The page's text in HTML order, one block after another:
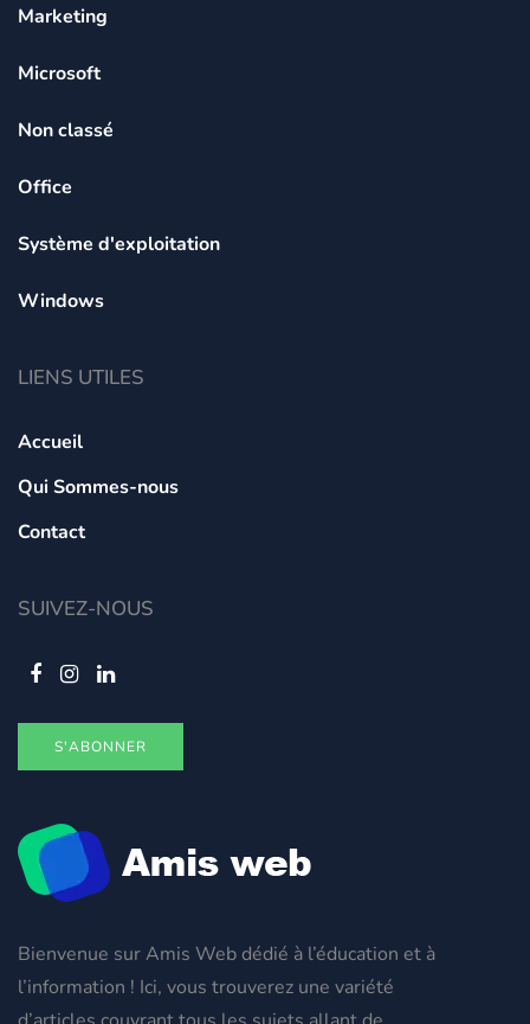
Bienvenue sur Amis Web dédié à l’éducation et à
l’information ! Ici, vous trouverez une variété
Marketing
Microsoft
Non classé
Office
Système d'exploitation
Windows
LIENS UTILES
Accueil
Qui Sommes-nous
Contact
SUIVEZ-NOUS
S'ABONNER